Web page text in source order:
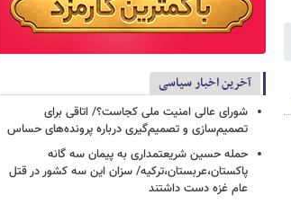
آخرین اخبار سیاسی
شورای عالی امنیت ملی کجاست؟/ اتاقی برای
تصمیم‌سازی و تصمیم‌گیری درباره پرونده‌های حساس
حمله حسین شریعتمداری به پیمان سه گانه
پاکستان،عربستان،ترکیه/ سزان این سه کشور در قتل
عام غزه دست داشتند